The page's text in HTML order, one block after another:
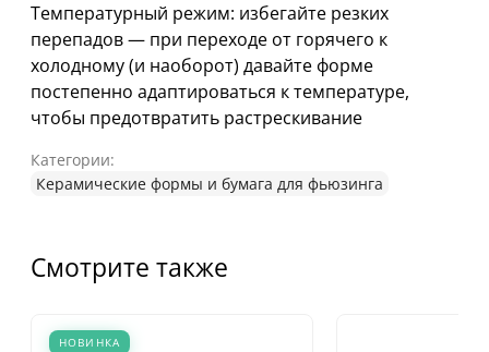
Температурный режим: избегайте резких
перепадов — при переходе от горячего к
холодному (и наоборот) давайте форме
постепенно адаптироваться к температуре,
чтобы предотвратить растрескивание
Категории:
Керамические формы и бумага для фьюзинга
Смотрите также
НОВИНКА